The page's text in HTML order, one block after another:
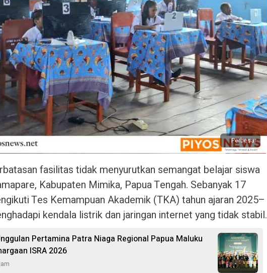
Perbesar
fasilitas tidak menyurutkan semangat belajar siswa
Kabupaten Mimika, Papua Tengah. Sebanyak 17
Tes Kemampuan Akademik (TKA) tahun ajaran 2025–
kendala listrik dan jaringan internet yang tidak stabil.
Pertamina Patra Niaga Regional Papua Maluku
ISRA 2026